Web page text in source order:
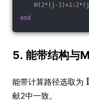
H( 2*( j -1 )+1 : 2*( j
end
5. 能带结构与
能带计算路径选取为
献2中一致。